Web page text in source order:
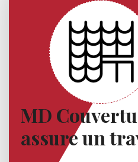
MD
assure un